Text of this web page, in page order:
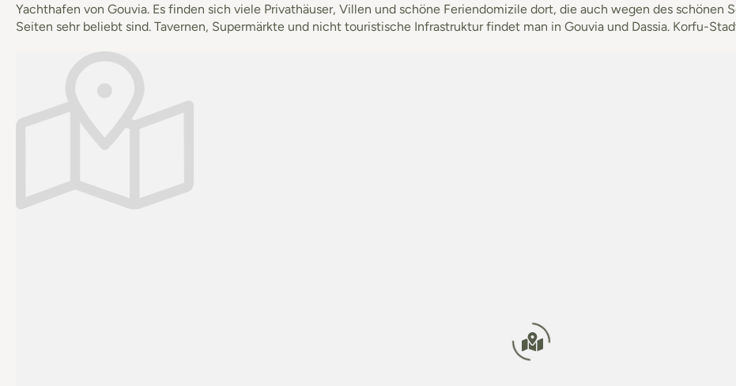
Yachthafen von Gouvia. Es finden sich viele Privathäuser, Villen und schöne Feriendomizile dort, die auch wegen des schönen
Seiten sehr beliebt sind. Tavernen, Supermärkte und nicht touristische Infrastruktur findet man in Gouvia und Dassia. Korfu-